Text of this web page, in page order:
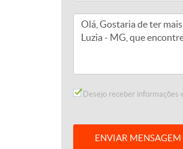
Desejo receber informações
ENVIAR MENSAGEM